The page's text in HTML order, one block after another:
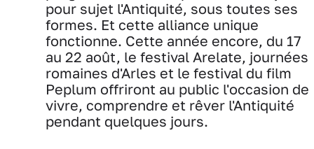
pour sujet l'Antiquité, sous toutes ses
formes. Et cette alliance unique
fonctionne. Cette année encore, du 17
au 22 août, le festival Arelate, journées
romaines d'Arles et le festival du film
Peplum offriront au public l'occasion de
vivre, comprendre et rêver l'Antiquité
pendant quelques jours.